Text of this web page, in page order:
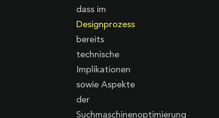
dass im
Designprozess
bereits
technische
Implikationen
sowie Aspekte
der
Suchmaschinenoptimierung